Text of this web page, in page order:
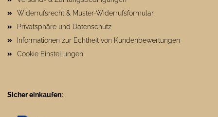
Widerrufsrecht & Muster-Widerrufsformular
Privatsphäre und Datenschutz
Informationen zur Echtheit von Kundenbewertungen
Cookie Einstellungen
Sicher einkaufen: